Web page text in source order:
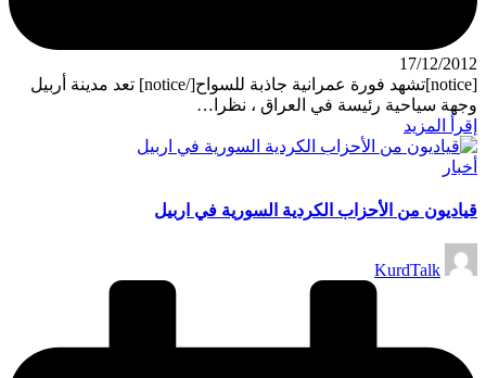
17/12/2012
[notice]تشهد فورة عمرانية جاذبة للسواح[/notice] تعد مدينة أربيل
وجهة سياحية رئيسة في العراق ، نظرا…
إقرأ المزيد
نُشر
أخبار
قياديون من الأحزاب الكردية السورية في اربيل
تمّ
النشرKurdTalk